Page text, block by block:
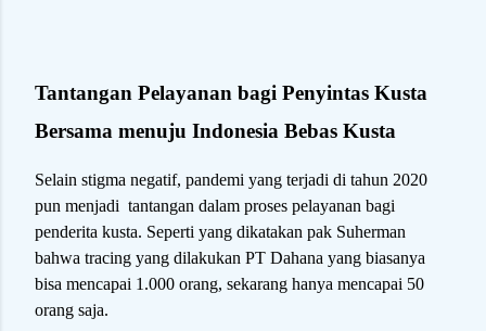
Tantangan Pelayanan bagi Penyintas Kusta
Bersama menuju Indonesia Bebas Kusta
Selain stigma negatif, pandemi yang terjadi di tahun 2020
pun menjadi tantangan dalam proses pelayanan bagi
penderita kusta. Seperti yang dikatakan pak Suherman
bahwa tracing yang dilakukan PT Dahana yang biasanya
bisa mencapai 1.000 orang, sekarang hanya mencapai 50
orang saja.